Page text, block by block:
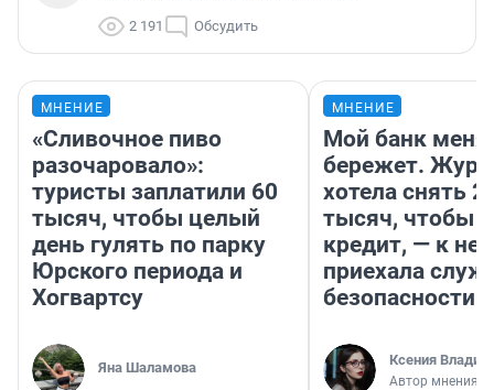
2 191 Обсудить
МНЕНИЕ
«Сливочное пиво
разочаровало»:
туристы заплатили 60
тысяч, чтобы целый
день гулять по парку
Юрского периода и
Хогвартсу
Яна Шаламова
МНЕНИЕ
Мой банк меня
бережет.
хотела снять
тысяч, чтобы
кредит, — к
приехала
безопасности
Ксения
Автор мнения